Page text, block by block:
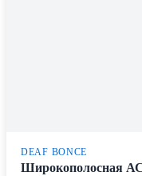
DEAF BONCE
Широкополосная